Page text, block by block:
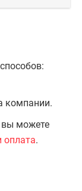
компании.
вы можете
оплата.